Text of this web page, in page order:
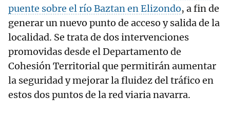
puente sobre el río Baztan en Elizondo, a fin de
generar un nuevo punto de acceso y salida de la
localidad. Se trata de dos intervenciones
promovidas desde el Departamento de
Cohesión Territorial que permitirán aumentar
la seguridad y mejorar la fluidez del tráfico en
estos dos puntos de la red viaria navarra.